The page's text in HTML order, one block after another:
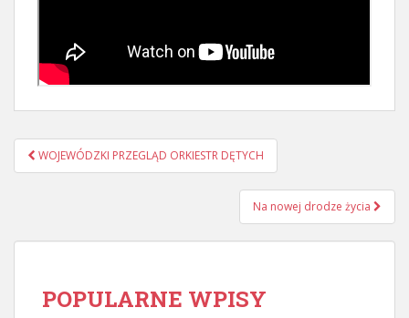
Nawigacja
postu
WOJEWÓDZKI PRZEGLĄD ORKIESTR DĘTYCH
Na nowej drodze życia
POPULARNE WPISY